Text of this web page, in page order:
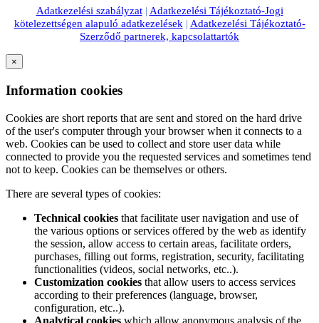
Adatkezelési szabályzat| Adatkezelési Tájékoztató-Jogi
kötelezettségen alapuló adatkezelések| Adatkezelési Tájékoztató-
Szerződő partnerek, kapcsolattartók
×
Information cookies
Cookies are short reports that are sent and stored on the hard drive
of the user's computer through your browser when it connects to a
web. Cookies can be used to collect and store user data while
connected to provide you the requested services and sometimes tend
not to keep. Cookies can be themselves or others.
There are several types of cookies:
Technical cookies that facilitate user navigation and use of
the various options or services offered by the web as identify
the session, allow access to certain areas, facilitate orders,
purchases, filling out forms, registration, security, facilitating
functionalities (videos, social networks, etc..).
Customization cookies that allow users to access services
according to their preferences (language, browser,
configuration, etc..).
Analytical cookies which allow anonymous analysis of the